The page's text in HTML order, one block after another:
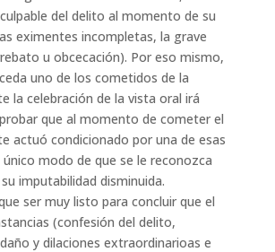
del delito al momento de su
eximentes incompletas, la grave
u obcecación). Por eso mismo,
uno de los cometidos de la
la celebración de la vista oral irá
que al momento de cometer el
actuó condicionado por una de esas
modo de que se le reconozca
imputabilidad disminuida.
ser muy listo para concluir que el
(confesión del delito,
y dilaciones extraordinarioas e